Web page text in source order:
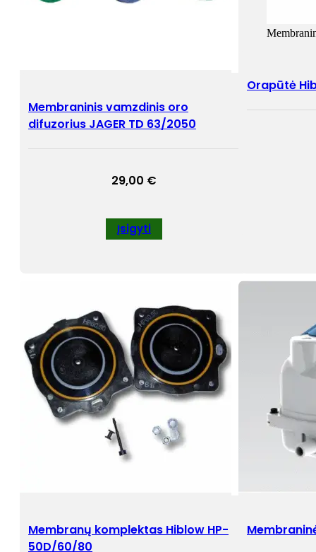
Membraninis vamzdinis oro
difuzorius JAGER TD 63/2050
29,00 €
Įsigyti
Orapūtė
Membranų komplektas Hiblow HP-
50D/60/80